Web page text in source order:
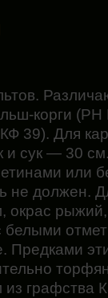
корги
39). Для
и сук — 30
или
не должен.
окрас
белыми
Предками
из графства